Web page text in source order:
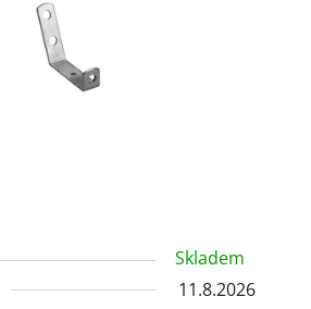
Skladem
11.8.2026